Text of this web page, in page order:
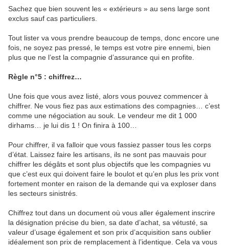
Sachez que bien souvent les « extérieurs » au sens large sont
exclus sauf cas particuliers.
Tout lister va vous prendre beaucoup de temps, donc encore une
fois, ne soyez pas pressé, le temps est votre pire ennemi, bien
plus que ne l’est la compagnie d’assurance qui en profite.
Règle n°5 : chiffrez…
Une fois que vous avez listé, alors vous pouvez commencer à
chiffrer. Ne vous fiez pas aux estimations des compagnies… c’est
comme une négociation au souk. Le vendeur me dit 1 000
dirhams… je lui dis 1 ! On finira à 100…
Pour chiffrer, il va falloir que vous fassiez passer tous les corps
d’état. Laissez faire les artisans, ils ne sont pas mauvais pour
chiffrer les dégâts et sont plus objectifs que les compagnies vu
que c’est eux qui doivent faire le boulot et qu’en plus les prix vont
fortement monter en raison de la demande qui va exploser dans
les secteurs sinistrés.
Chiffrez tout dans un document où vous aller également inscrire
la désignation précise du bien, sa date d’achat, sa vétusté, sa
valeur d’usage également et son prix d’acquisition sans oublier
idéalement son prix de remplacement à l’identique. Cela va vous